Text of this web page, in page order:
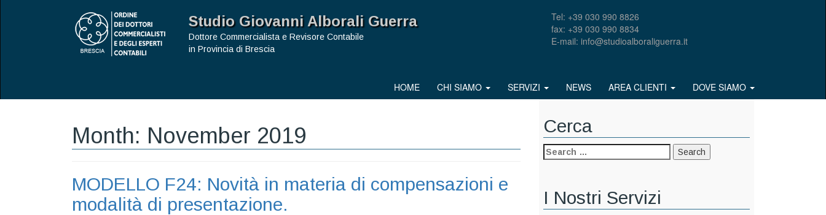
Studio Giovanni Alborali Guerra
Dottore Commercialista e Revisore Contabile
in Provincia di Brescia
Tel: +39 030 990 8826
fax: +39 030 990 8834
E-mail: info@studioalboraliguerra.it
HOME CHI SIAMO SERVIZI NEWS AREA CLIENTI DOVE SIAMO
Month: November 2019
MODELLO F24: Novità in materia di compensazioni e
modalità di presentazione.
Cerca
I Nostri Servizi